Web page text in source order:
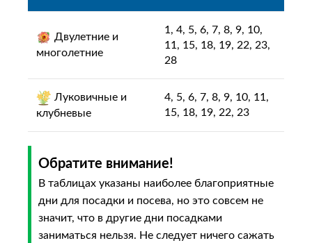
Двулетние и
многолетние
1, 4, 5, 6, 7, 8, 9, 10,
11, 15, 18, 19, 22, 23,
28
Луковичные и
клубневые
4, 5, 6, 7, 8, 9, 10, 11,
15, 18, 19, 22, 23
Обратите внимание!
В таблицах указаны наиболее благоприятные
дни для посадки и посева, но это совсем не
значит, что в другие дни посадками
заниматься нельзя. Не следует ничего сажать